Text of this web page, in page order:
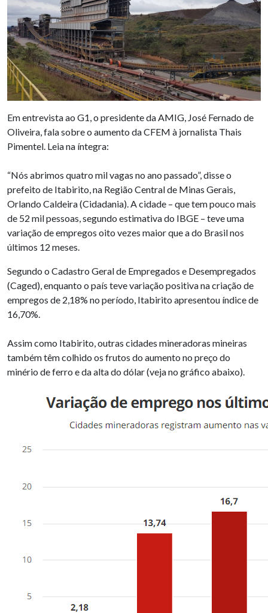
Em entrevista ao G1, o presidente da AMIG, José Fernado de
Oliveira, fala sobre o aumento da CFEM à jornalista Thais
Pimentel. Leia na íntegra:
“Nós abrimos quatro mil vagas no ano passado”, disse o
prefeito de Itabirito, na Região Central de Minas Gerais,
Orlando Caldeira (Cidadania). A cidade – que tem pouco mais
de 52 mil pessoas, segundo estimativa do IBGE – teve uma
variação de empregos oito vezes maior que a do Brasil nos
últimos 12 meses.
Segundo o Cadastro Geral de Empregados e Desempregados
(Caged), enquanto o país teve variação positiva na criação de
empregos de 2,18% no período, Itabirito apresentou índice de
16,70%.
Assim como Itabirito, outras cidades mineradoras mineiras
também têm colhido os frutos do aumento no preço do
minério de ferro e da alta do dólar (veja no gráfico abaixo).